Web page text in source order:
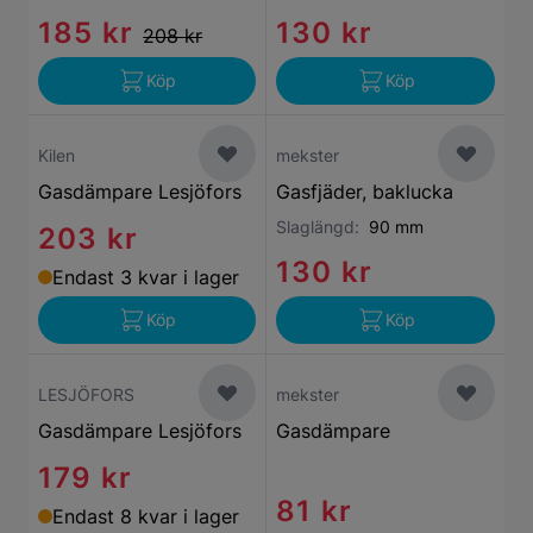
185 kr 208 kr
Köp
130 kr
Köp
Kilen
Gasdämpare Lesjöfors
203 kr
Endast 3 kvar i lager
Köp
mekster
Gasfjäder, baklucka
Slaglängd: 90 mm
130 kr
Köp
LESJÖFORS
Gasdämpare Lesjöfors
179 kr
Endast 8 kvar i lager
mekster
Gasdämpare
81 kr